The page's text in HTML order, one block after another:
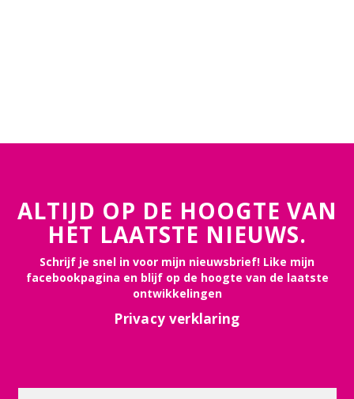
ALTIJD OP DE HOOGTE VAN
HET LAATSTE NIEUWS.
Schrijf je snel in voor mijn nieuwsbrief! Like mijn
facebookpagina en blijf op de hoogte van de laatste
ontwikkelingen
Privacy verklaring